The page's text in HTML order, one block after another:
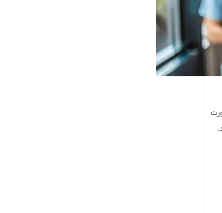
به صورت